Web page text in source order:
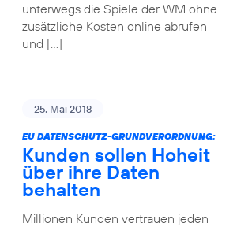
unterwegs die Spiele der WM ohne
zusätzliche Kosten online abrufen
und […]
25. Mai 2018
EU DATENSCHUTZ-GRUNDVERORDNUNG:
Kunden sollen Hoheit
über ihre Daten
behalten
Millionen Kunden vertrauen jeden